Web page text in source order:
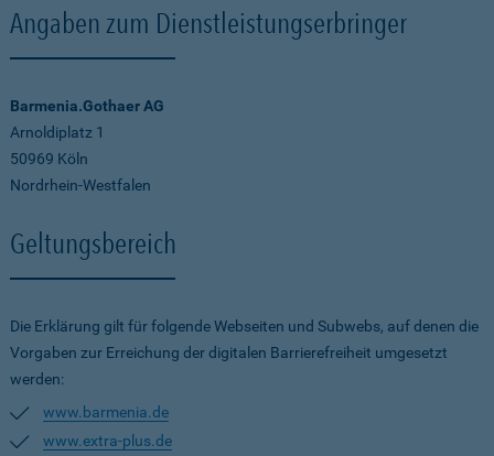
Angaben zum Dienstleistungserbringer
Barmenia.Gothaer AG
Arnoldiplatz 1
50969 Köln
Nordrhein-Westfalen
Geltungsbereich
Die Erklärung gilt für folgende Webseiten und Subwebs, auf denen die
Vorgaben zur Erreichung der digitalen Barrierefreiheit umgesetzt
werden:
www.barmenia.de
www.extra-plus.de